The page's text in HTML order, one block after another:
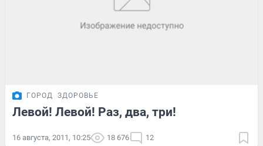
ГОРОД ЗДОРОВЬЕ
Левой! Левой! Раз, два, три!
16 августа, 2011, 10:25 18 676 12